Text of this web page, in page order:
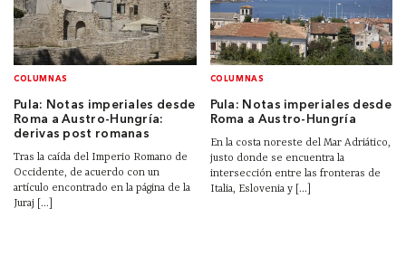
COLUMNAS
Pula: Notas imperiales desde
Roma a Austro-Hungría:
derivas post romanas
Tras la caída del Imperio Romano de
Occidente, de acuerdo con un
artículo encontrado en la página de la
Juraj [...]
COLUMNAS
Pula: Notas imperiales desde
Roma a Austro-Hungría
En la costa noreste del Mar Adriático,
justo donde se encuentra la
intersección entre las fronteras de
Italia, Eslovenia y [...]